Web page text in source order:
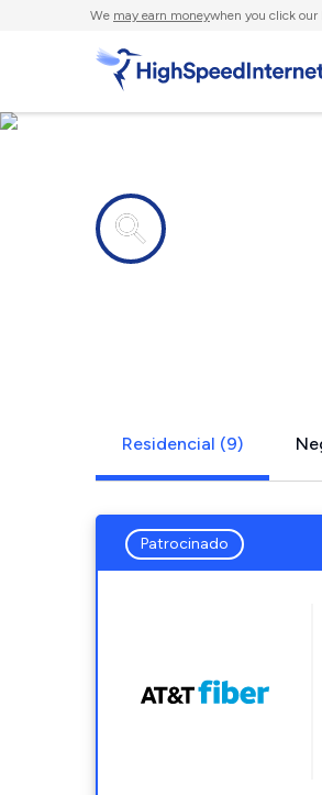
We may earn moneywhen you click our
Residencial (9)
Patrocinado